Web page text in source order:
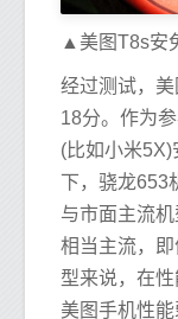
▲美图T8s安
经过测试，
18分。作为
(比如小米
下，骁龙653
与市面主流
相当主流，
型来说，在
美图手机性